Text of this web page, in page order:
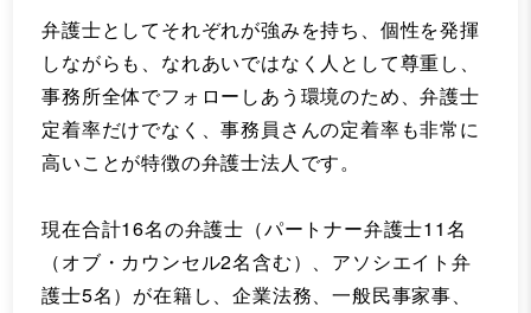
弁護士としてそれぞれが強みを持ち、個性を発揮
しながらも、なれあいではなく人として尊重し、
事務所全体でフォローしあう環境のため、弁護士
定着率だけでなく、事務員さんの定着率も非常に
高いことが特徴の弁護士法人です。
現在合計16名の弁護士（パートナー弁護士11名
（オブ・カウンセル2名含む）、アソシエイト弁
護士5名）が在籍し、企業法務、一般民事家事、